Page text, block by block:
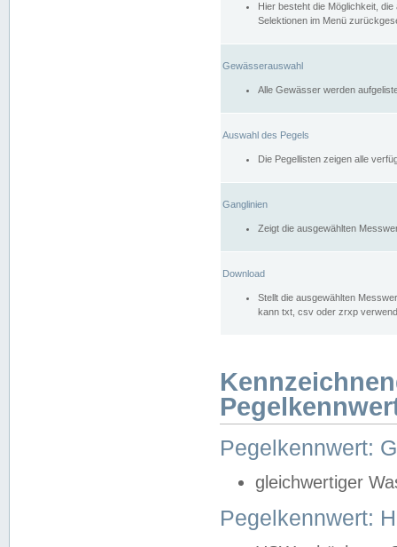
Hier besteht die Möglichkeit,
Selektionen im Menü
Gewässerauswahl
Alle Gewässer werden
Auswahl des Pegels
Die Pegellisten zeigen alle
Ganglinien
Zeigt die ausgewählten
Download
Stellt die ausgewählten
kann txt, csv oder zrxp
Pegelkennwert:
gleichwertiger
Pegelkennwert: